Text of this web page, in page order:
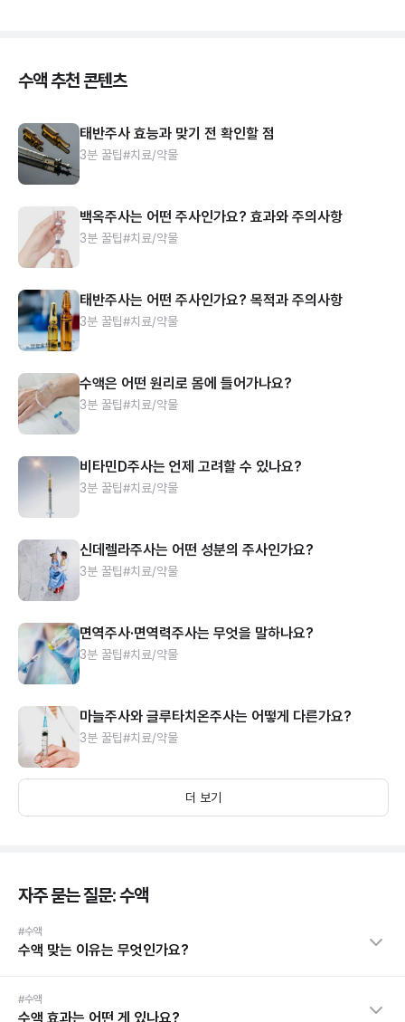
수액 추천 콘텐츠
태반주사 효능과 맞기 전 확인할 점
3분 꿀팁#치료/약물
백옥주사는 어떤 주사인가요? 효과와 주의사항
3분 꿀팁#치료/약물
태반주사는 어떤 주사인가요? 목적과 주의사항
3분 꿀팁#치료/약물
수액은 어떤 원리로 몸에 들어가나요?
3분 꿀팁#치료/약물
비타민D주사는 언제 고려할 수 있나요?
3분 꿀팁#치료/약물
신데렐라주사는 어떤 성분의 주사인가요?
3분 꿀팁#치료/약물
면역주사·면역력주사는 무엇을 말하나요?
3분 꿀팁#치료/약물
마늘주사와 글루타치온주사는 어떻게 다른가요?
3분 꿀팁#치료/약물
더 보기
자주 묻는 질문: 수액
#수액
수액 맞는 이유는 무엇인가요?
#수액
수액 효과는 어떤 게 있나요?